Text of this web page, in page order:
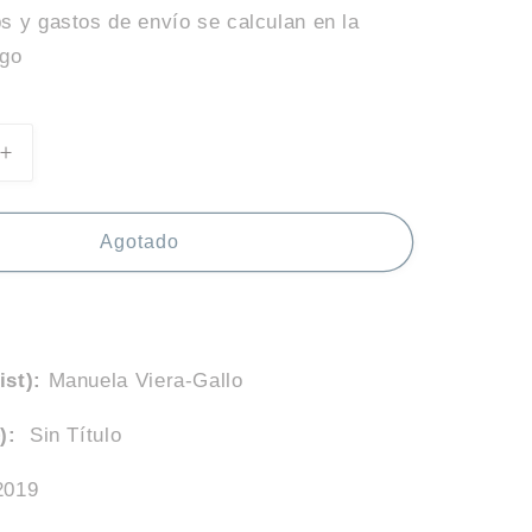
y gastos de envío se calculan en la
Aumentar
para
Título,
Agotado
Manuela Viera-Gallo
Sin Título